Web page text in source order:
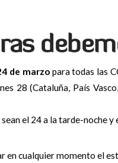
de marzopara todas las
28 (Cataluña, País
el 24 a la tarde-noche y
en cualquier momento el